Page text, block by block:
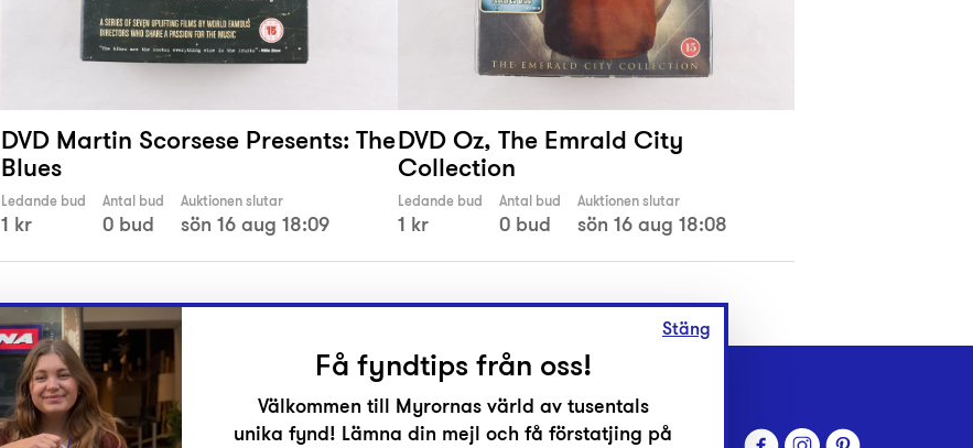
DVD Martin Scorsese Presents: The
Blues
Ledande bud
1 kr
Antal bud
0 bud
Auktionen slutar
sön 16 aug 18:09
DVD Oz, The Emrald City
Collection
Ledande bud
1 kr
Antal bud
0 bud
Auktionen slutar
sön 16 aug 18:08
Stäng
Få fyndtips från oss!
Välkommen till Myrornas värld av tusentals
unika fynd! Lämna din mejl och få förstatjing på